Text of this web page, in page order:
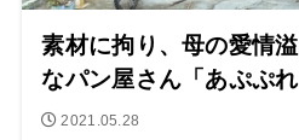
素材に拘り、母の愛情
なパン屋さん「あぷぷれ
2021.05.28